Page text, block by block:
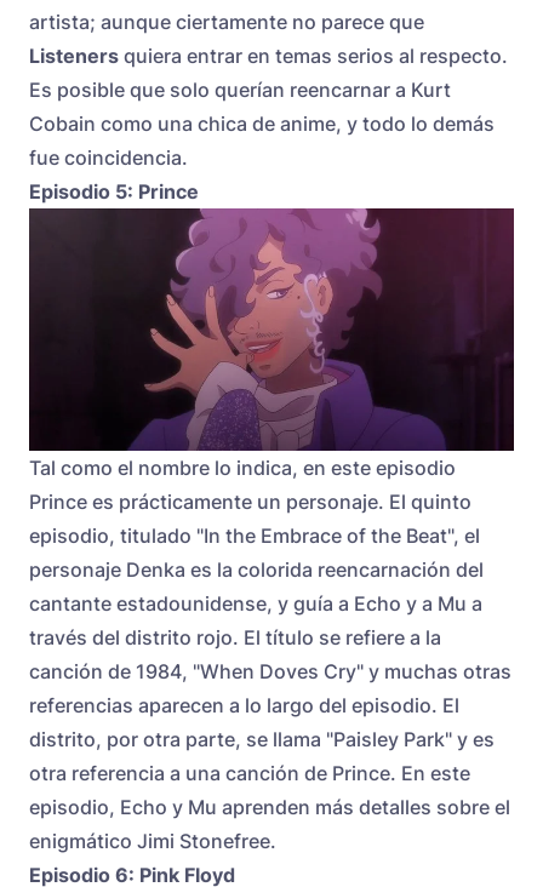
artista; aunque ciertamente no parece que
Listeners quiera entrar en temas serios al respecto.
Es posible que solo querían reencarnar a Kurt
Cobain como una chica de anime, y todo lo demás
fue coincidencia.
Episodio 5: Prince
Tal como el nombre lo indica, en este episodio
Prince es prácticamente un personaje. El quinto
episodio, titulado "In the Embrace of the Beat", el
personaje Denka es la colorida reencarnación del
cantante estadounidense, y guía a Echo y a Mu a
través del distrito rojo. El título se refiere a la
canción de 1984, "When Doves Cry" y muchas otras
referencias aparecen a lo largo del episodio. El
distrito, por otra parte, se llama "Paisley Park" y es
otra referencia a una canción de Prince. En este
episodio, Echo y Mu aprenden más detalles sobre el
enigmático Jimi Stonefree.
Episodio 6: Pink Floyd